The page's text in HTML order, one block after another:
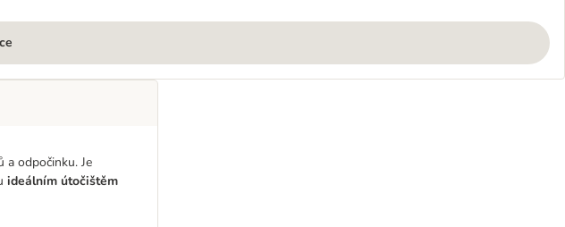
odpočinku. Je
ideálním útočištěm